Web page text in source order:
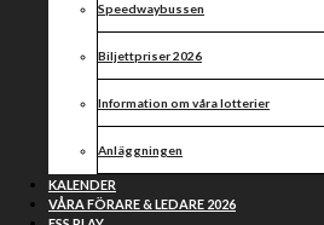
Speedwaybussen
Biljettpriser 2026
Information om våra lotterier
Anläggningen
KALENDER
VÅRA FÖRARE & LEDARE 2026
Spännande i
premiären